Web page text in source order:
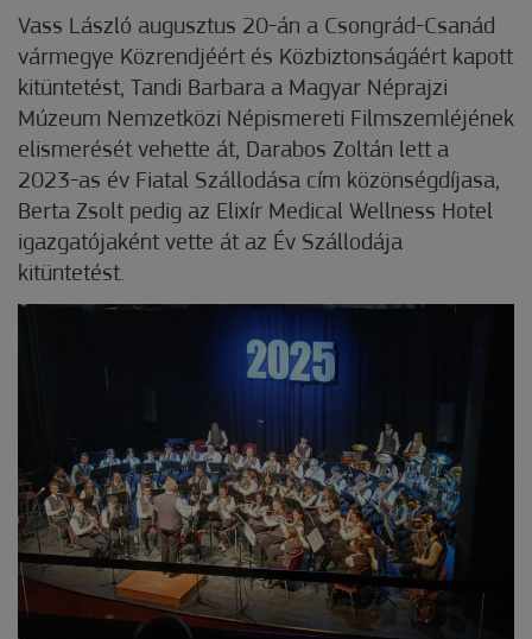
Vass László augusztus 20-án a Csongrád-Csanád
vármegye Közrendjéért és Közbiztonságáért kapott
kitüntetést, Tandi Barbara a Magyar Néprajzi
Múzeum Nemzetközi Népismereti Filmszemléjének
elismerését vehette át, Darabos Zoltán lett a
2023-as év Fiatal Szállodása cím közönségdíjasa,
Berta Zsolt pedig az Elixír Medical Wellness Hotel
igazgatójaként vette át az Év Szállodája
kitüntetést.